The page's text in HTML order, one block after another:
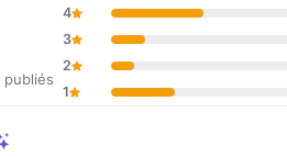
: 8,3 sur 10
publiés
4
3
2
1